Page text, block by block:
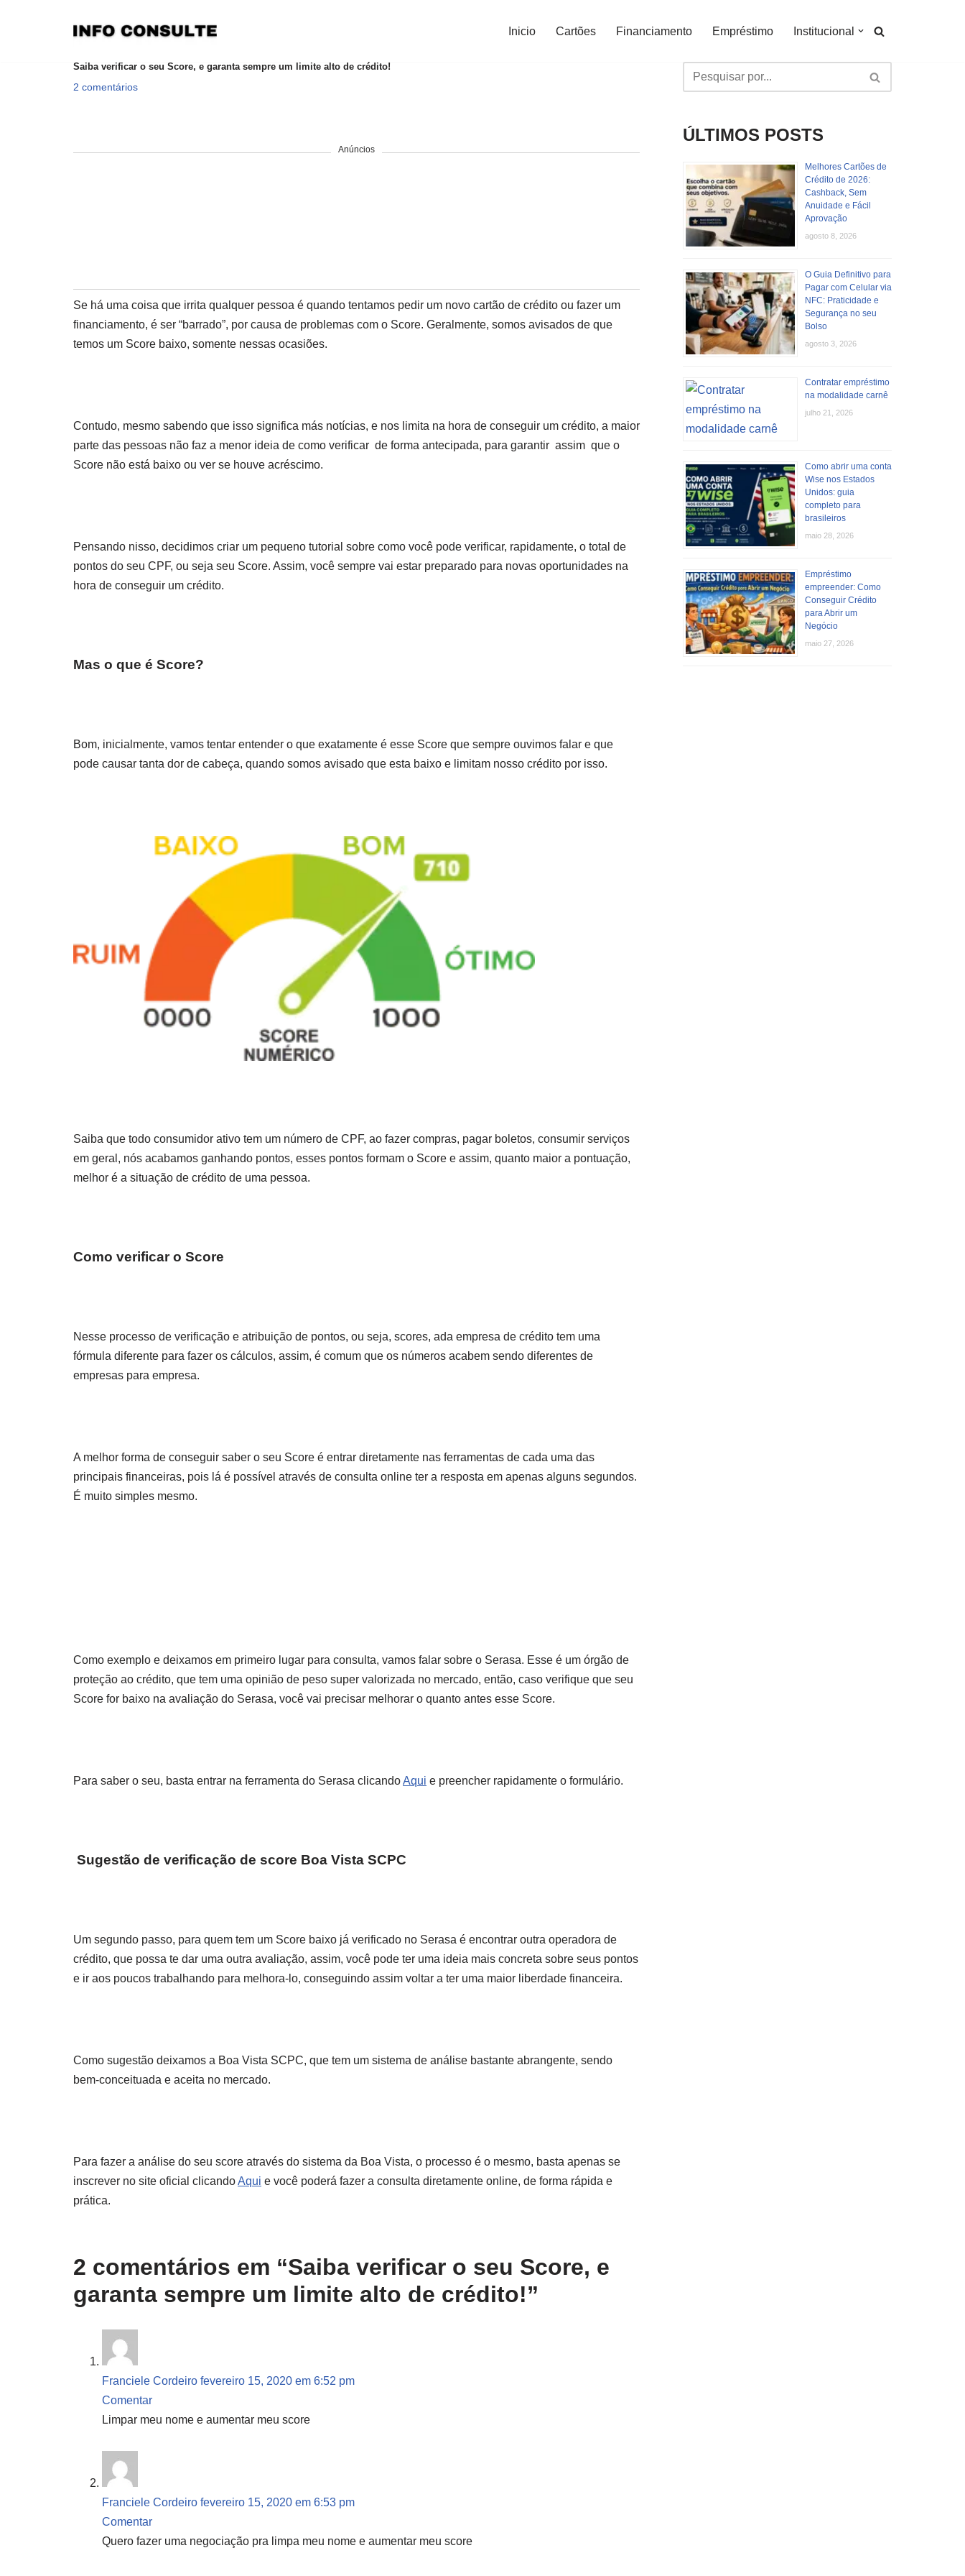
Inicio Cartões Financiamento Empréstimo Institucional
Saiba verificar o seu Score, e garanta sempre um limite alto de crédito!
2 comentários
Anúncios
Se há uma coisa que irrita qualquer pessoa é quando tentamos pedir um novo cartão de crédito ou fazer um
financiamento, é ser “barrado”, por causa de problemas com o Score. Geralmente, somos avisados de que
temos um Score baixo, somente nessas ocasiões.
Contudo, mesmo sabendo que isso significa más notícias, e nos limita na hora de conseguir um crédito, a maior
parte das pessoas não faz a menor ideia de como verificar de forma antecipada, para garantir assim que o
Score não está baixo ou ver se houve acréscimo.
Pensando nisso, decidimos criar um pequeno tutorial sobre como você pode verificar, rapidamente, o total de
pontos do seu CPF, ou seja seu Score. Assim, você sempre vai estar preparado para novas oportunidades na
hora de conseguir um crédito.
Mas o que é Score?
Bom, inicialmente, vamos tentar entender o que exatamente é esse Score que sempre ouvimos falar e que
pode causar tanta dor de cabeça, quando somos avisado que esta baixo e limitam nosso crédito por isso.
Saiba que todo consumidor ativo tem um número de CPF, ao fazer compras, pagar boletos, consumir serviços
em geral, nós acabamos ganhando pontos, esses pontos formam o Score e assim, quanto maior a pontuação,
melhor é a situação de crédito de uma pessoa.
Como verificar o Score
Nesse processo de verificação e atribuição de pontos, ou seja, scores, ada empresa de crédito tem uma
fórmula diferente para fazer os cálculos, assim, é comum que os números acabem sendo diferentes de
empresas para empresa.
A melhor forma de conseguir saber o seu Score é entrar diretamente nas ferramentas de cada uma das
principais financeiras, pois lá é possível através de consulta online ter a resposta em apenas alguns segundos.
É muito simples mesmo.
Como exemplo e deixamos em primeiro lugar para consulta, vamos falar sobre o Serasa. Esse é um órgão de
proteção ao crédito, que tem uma opinião de peso super valorizada no mercado, então, caso verifique que seu
Score for baixo na avaliação do Serasa, você vai precisar melhorar o quanto antes esse Score.
Para saber o seu, basta entrar na ferramenta do Serasa clicandoAqui e preencher rapidamente o formulário.
Sugestão de verificação de score Boa Vista SCPC
Um segundo passo, para quem tem um Score baixo já verificado no Serasa é encontrar outra operadora de
crédito, que possa te dar uma outra avaliação, assim, você pode ter uma ideia mais concreta sobre seus pontos
e ir aos poucos trabalhando para melhora-lo, conseguindo assim voltar a ter uma maior liberdade financeira.
Como sugestão deixamos a Boa Vista SCPC, que tem um sistema de análise bastante abrangente, sendo
bem-conceituada e aceita no mercado.
Para fazer a análise do seu score através do sistema da Boa Vista, o processo é o mesmo, basta apenas se
inscrever no site oficial clicandoAqui e você poderá fazer a consulta diretamente online, de forma rápida e
prática.
2 comentários em “Saiba verificar o seu Score, e
garanta sempre um limite alto de crédito!”
Franciele Cordeiro fevereiro 15, 2020 em 6:52 pm
Comentar
Limpar meu nome e aumentar meu score
Franciele Cordeiro fevereiro 15, 2020 em 6:53 pm
Comentar
Quero fazer uma negociação pra limpa meu nome e aumentar meu score
ÚLTIMOS POSTS
Melhores Cartões de
Crédito de 2026:
Cashback, Sem
Anuidade e Fácil
Aprovação
agosto 8, 2026
O Guia Definitivo para
Pagar com Celular via
NFC: Praticidade e
Segurança no seu
Bolso
agosto 3, 2026
Contratar empréstimo
na modalidade carnê
julho 21, 2026
Como abrir uma conta
Wise nos Estados
Unidos: guia
completo para
brasileiros
maio 28, 2026
Empréstimo
empreender: Como
Conseguir Crédito
para Abrir um
Negócio
maio 27, 2026